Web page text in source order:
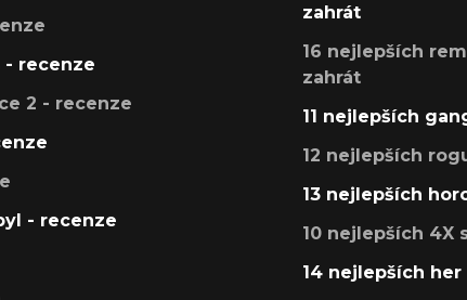
- recenze
2 - recenze
- recenze
zahrát
16 nejlepších
zahrát
11 nejlepších
12 nejlepších
13 nejlepších
10 nejlepších 4X
14 nejlepších